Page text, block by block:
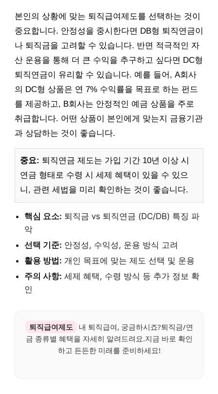
본인의 상황에 맞는 퇴직급여제도를 선택하는 것이
중요합니다. 안정성을 중시한다면 DB형 퇴직연금이
나 퇴직금을 고려할 수 있습니다. 반면 적극적인 자
산 운용을 통해 더 큰 수익을 추구하고 싶다면 DC형
퇴직연금이 유리할 수 있습니다. 예를 들어, A회사
의 DC형 상품은 연 7% 수익률을 목표로 하는 펀드
를 제공하고, B회사는 안정적인 예금 상품을 주로
취급합니다. 어떤 상품이 본인에게 맞는지 금융기관
과 상담하는 것이 좋습니다.
중요: 퇴직연금 제도는 가입 기간 10년 이상 시
연금 형태로 수령 시 세제 혜택이 있을 수 있으
니, 관련 세법을 미리 확인하는 것이 좋습니다.
핵심 요소: 퇴직금 vs 퇴직연금 (DC/DB) 특징 파
악
선택 기준: 안정성, 수익성, 운용 방식 고려
활용 방법: 개인 목표에 맞는 제도 선택 및 운용
주의 사항: 세제 혜택, 수령 방식 등 추가 정보 확
인
퇴직급여제도
내 퇴직급여, 궁금하시죠?퇴직금/연
금 종류별 혜택을 자세히 알려드려요.지금 바로 확인
하고 든든한 미래를 준비하세요!